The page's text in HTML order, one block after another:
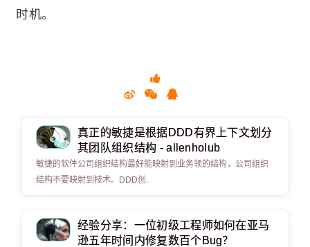
时机。
真正的敏捷是根据DDD有界上下文划分
其团队组织结构 - allenholub
敏捷的软件公司组织结构最好能映射到业务领的结构，公司组织
结构不要映射到技术。DDD创.
经验分享：一位初级工程师如何在亚马
逊五年时间内修复数百个Bug？